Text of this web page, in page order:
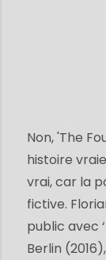
Non, 'The
histoire
vrai, car la
fictive.
public avec
Berlin